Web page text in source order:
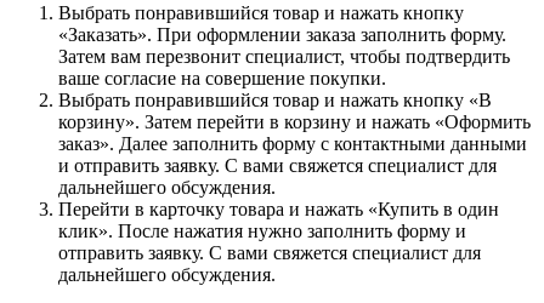
Выбрать понравившийся товар и нажать кнопку
«Заказать». При оформлении заказа заполнить форму.
Затем вам перезвонит специалист, чтобы подтвердить
ваше согласие на совершение покупки.
Выбрать понравившийся товар и нажать кнопку «В
корзину». Затем перейти в корзину и нажать «Оформить
заказ». Далее заполнить форму с контактными данными
и отправить заявку. С вами свяжется специалист для
дальнейшего обсуждения.
Перейти в карточку товара и нажать «Купить в один
клик». После нажатия нужно заполнить форму и
отправить заявку. С вами свяжется специалист для
дальнейшего обсуждения.